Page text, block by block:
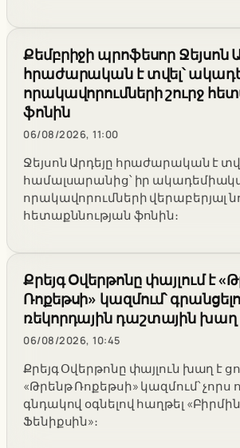
Քեմբրիջի պրոֆեսոր Ջեյսոն
հրաժարական է տվել՝
որակավորումների շուրջ
ֆոնին
06/08/2026, 11:00
Ջեյսոն Արդեյը հրաժարական է
համալսարանից՝ իր
որակավորումների վերաբերյալ
հետաքննության ֆոնին։
Քրեյգ Օվերթոնը փայլում է
Ռոքեթսի» կազմում՝
ռեկորդային դաշտային խաղ
06/08/2026, 10:45
Քրեյգ Օվերթոնը փայլուն խաղ է
«Թրենթ Ռոքեթսի» կազմում՝ չորս
գնդակով օգնելով հաղթել
Ֆենիքսին»։